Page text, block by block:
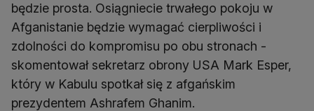
będzie prosta. Osiągniecie trwałego pokoju w
Afganistanie będzie wymagać cierpliwości i
zdolności do kompromisu po obu stronach -
skomentował sekretarz obrony USA Mark Esper,
który w Kabulu spotkał się z afgańskim
prezydentem Ashrafem Ghanim.